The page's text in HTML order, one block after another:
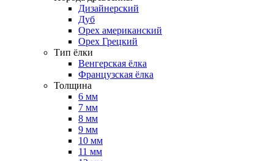
Дизайнерский
Дуб
Орех американский
Орех Грецкий
Тип ёлки
Венгерская ёлка
Французская ёлка
Толщина
6 мм
7 мм
8 мм
9 мм
10 мм
11 мм